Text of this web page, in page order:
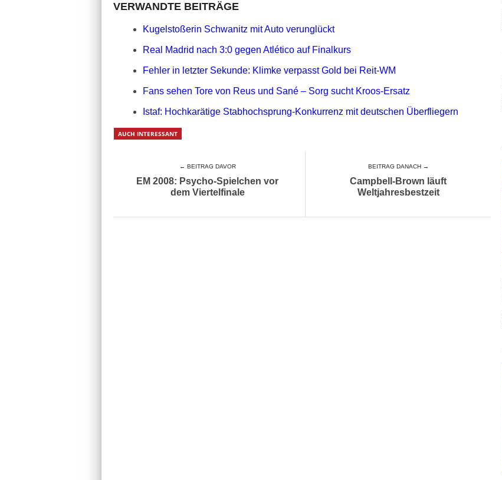
VERWANDTE BEITRÄGE
Kugelstoßerin Schwanitz mit Auto verunglückt
Real Madrid nach 3:0 gegen Atlético auf Finalkurs
Fehler in letzter Sekunde: Klimke verpasst Gold bei Reit-WM
Fans sehen Tore von Reus und Sané – Sorg sucht Kroos-Ersatz
Istaf: Hochkarätige Stabhochsprung-Konkurrenz mit deutschen Überfliegern
AUCH INTERESSANT
← BEITRAG DAVOR
EM 2008: Psycho-Spielchen vor
dem Viertelfinale
BEITRAG DANACH →
Campbell-Brown läuft
Weltjahresbestzeit